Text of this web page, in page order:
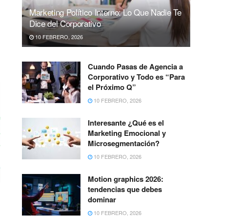
Marketing Político Interno: Lo Que Nadie Te
Dice del Corporativo
10 FEBRERO, 2026
Cuando Pasas de Agencia a
Corporativo y Todo es “Para
el Próximo Q”
10 FEBRERO, 2026
Interesante ¿Qué es el
Marketing Emocional y
Microsegmentación?
10 FEBRERO, 2026
Motion graphics 2026:
tendencias que debes
dominar
10 FEBRERO, 2026